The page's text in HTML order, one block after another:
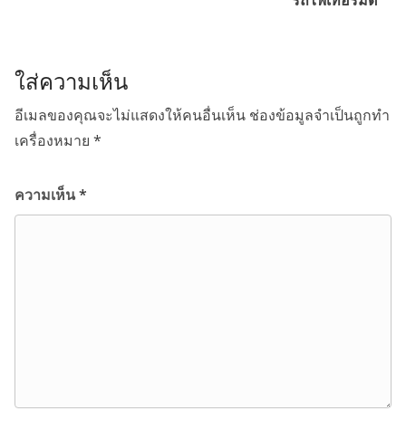
ใส่ความเห็น
อีเมลของคุณจะไม่แสดงให้คนอื่นเห็น ช่องข้อมูลจำเป็นถูกทำ
เครื่องหมาย *
ความเห็น*